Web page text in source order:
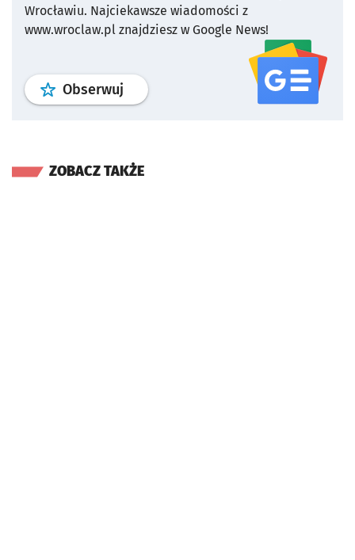
Wrocławiu. Najciekawsze wiadomości z
www.wroclaw.pl znajdziesz w Google News!
Obserwuj profil serwisu
ZOBACZ TAKŻE